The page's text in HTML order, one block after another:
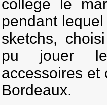
collège le
pendant
sketchs,
pu jouer
accessoires et
Bordeaux.